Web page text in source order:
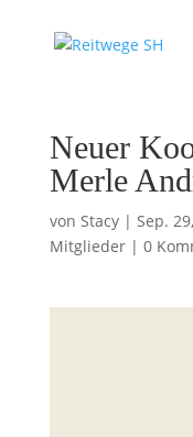
Neuer
Merle
von Stacy| Sep.
Mitglieder| 0